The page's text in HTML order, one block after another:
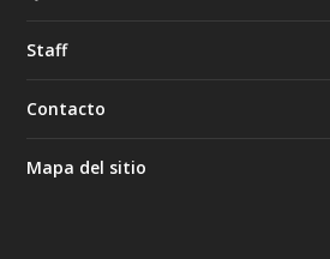
Staff
Contacto
Mapa del sitio